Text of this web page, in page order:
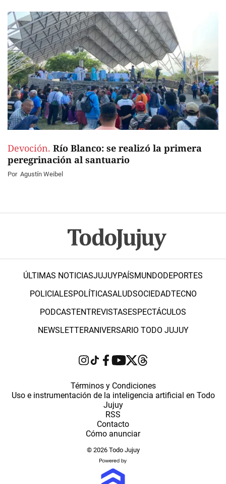
Devoción. Río Blanco: se realizó la primera
peregrinación al santuario
Por Agustín Weibel
ÚLTIMAS NOTICIASJUJUYPAÍSMUNDODEPORTES
POLICIALESPOLÍTICASALUDSOCIEDADTECNO
PODCASTENTREVISTASESPECTÁCULOS
NEWSLETTERANIVERSARIO TODO JUJUY
Términos y Condiciones
Uso e instrumentación de la inteligencia artificial en Todo
Jujuy
RSS
Contacto
Cómo anunciar
© 2026 Todo Jujuy